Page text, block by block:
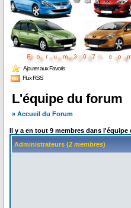
Ajouter aux Favoris
Flux RSS
L'équipe du forum
» Accueil du Forum
Il y a en tout 9 membres dans l'équipe
Administrateurs (2 membres)